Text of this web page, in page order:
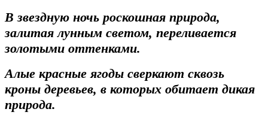
В звездную ночь роскошная природа,
залитая лунным светом, переливается
золотыми оттенками.
Алые красные ягоды сверкают сквозь
кроны деревьев, в которых обитает дикая
природа.